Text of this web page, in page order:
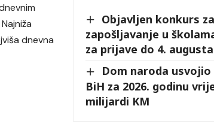
Objavljen konkurs za
zapošljavanje u
za prijave do 4. augusta
Dom naroda usvojio
BiH za 2026. godinu
milijardi KM
dnevna